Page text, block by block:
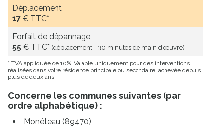
Déplacement
17 € TTC*
Forfait de dépannage
55 € TTC* (déplacement + 30 minutes de main d’œuvre)
* TVA appliquée de 10%. Valable uniquement pour des interventions
réalisées dans votre résidence principale ou secondaire, achevée depuis
plus de deux ans.
Concerne les communes suivantes (par
ordre alphabétique) :
Monéteau (89470)